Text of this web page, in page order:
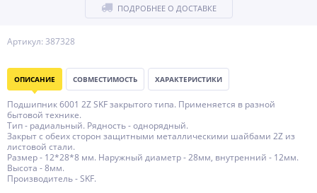
Артикул: 387328
ПОДРОБНЕЕ О ДОСТАВКЕ
ОПИСАНИЕ СОВМЕСТИМОСТЬ ХАРАКТЕРИСТИКИ
Подшипник 6001 2Z SKF закрытого типа. Применяется в разной
бытовой технике.
Тип - радиальный. Рядность - однорядный.
Закрыт с обеих сторон защитными металлическими шайбами 2Z из
листовой стали.
Размер - 12*28*8 мм. Наружный диаметр - 28мм, внутренний - 12мм.
Высота - 8мм.
Производитель - SKF.